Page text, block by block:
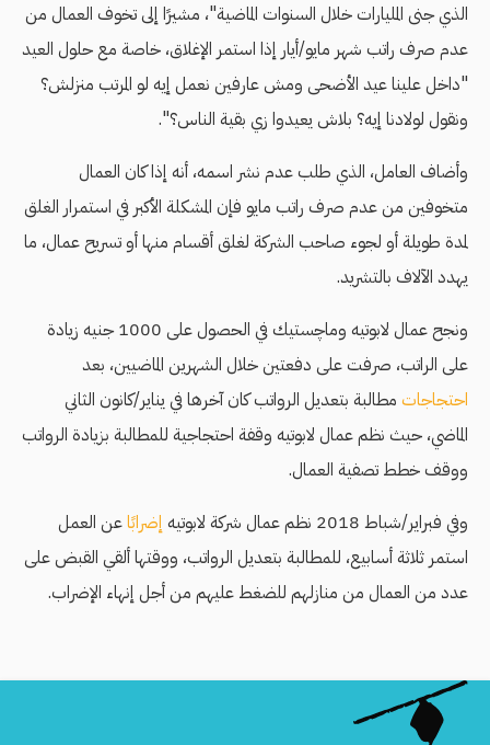
الذي جنى المليارات خلال السنوات الماضية"، مشيرًا إلى تخوف العمال من
عدم صرف راتب شهر مايو/أيار إذا استمر الإغلاق، خاصة مع حلول العيد
"داخل علينا عيد الأضحى ومش عارفين نعمل إيه لو المرتب منزلش؟
ونقول لولادنا إيه؟ بلاش يعيدوا زي بقية الناس؟".
وأضاف العامل، الذي طلب عدم نشر اسمه، أنه إذا كان العمال
متخوفين من عدم صرف راتب مايو فإن المشكلة الأكبر في استمرار الغلق
لمدة طويلة أو لجوء صاحب الشركة لغلق أقسام منها أو تسريح عمال، ما
يهدد الآلاف بالتشريد.
ونجح عمال لابوتيه وماچستيك في الحصول على 1000 جنيه زيادة
على الراتب، صرفت على دفعتين خلال الشهرين الماضيين، بعد
احتجاجات مطالبة بتعديل الرواتب كان آخرها في يناير/كانون الثاني
الماضي، حيث نظم عمال لابوتيه وقفة احتجاجية للمطالبة بزيادة الرواتب
ووقف خطط تصفية العمال.
وفي فبراير/شباط 2018 نظم عمال شركة لابوتيه
إضرابًاعن العمل
استمر ثلاثة أسابيع، للمطالبة بتعديل الرواتب، ووقتها ألقي القبض على
عدد من العمال من منازلهم للضغط عليهم من أجل إنهاء الإضراب.